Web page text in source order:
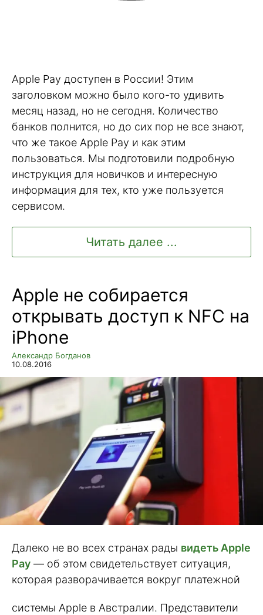
Apple Pay доступен в России! Этим
заголовком можно было кого-то удивить
месяц назад, но не сегодня. Количество
банков полнится, но до сих пор не все знают,
что же такое Apple Pay и как этим
пользоваться. Мы подготовили подробную
инструкция для новичков и интересную
информация для тех, кто уже пользуется
сервисом.
Читать далее ...
Apple не собирается
открывать доступ к NFC на
iPhone
Александр Богданов
10.08.2016
Далеко не во всех странах рады видеть Apple
Pay — об этом свидетельствует ситуация,
которая разворачивается вокруг платежной
системы Apple в Австралии. Представители